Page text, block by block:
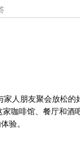
人朋友聚会放松的
咖啡馆、餐厅和
验。